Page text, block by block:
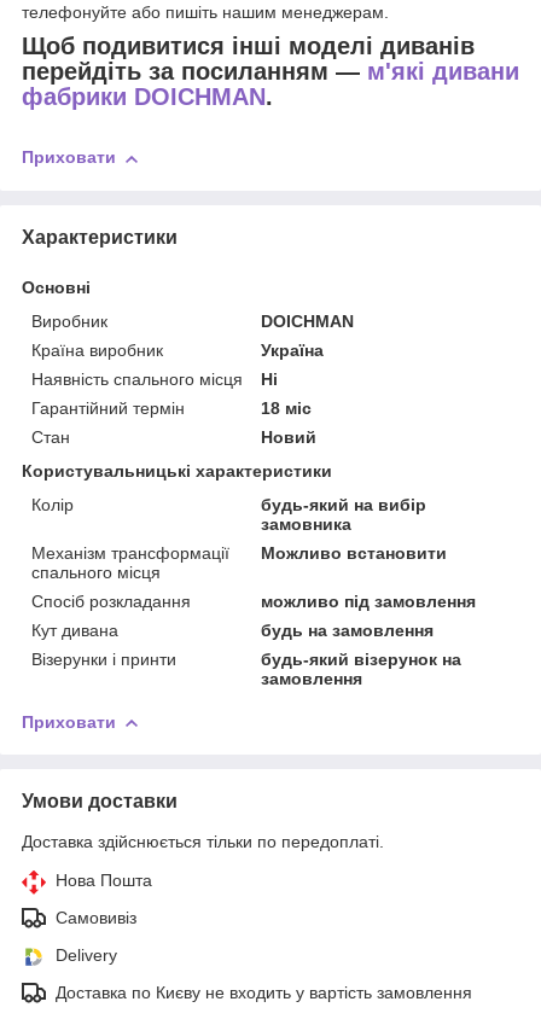
телефонуйте або пишіть нашим менеджерам.
Щоб подивитися інші моделі диванів
перейдіть за посиланням — м'які дивани
фабрики DOICHMAN.
Приховати
Характеристики
Основні
Виробник
DOICHMAN
Країна виробник
Україна
Наявність спального місця
Ні
Гарантійний термін
18 міс
Стан
Новий
Користувальницькі характеристики
Колір
будь-який на вибір
замовника
Механізм трансформації
спального місця
Можливо встановити
Спосіб розкладання
можливо під замовлення
Кут дивана
будь на замовлення
Візерунки і принти
будь-який візерунок на
замовлення
Приховати
Умови доставки
Доставка здійснюється тільки по передоплаті.
Нова Пошта
Самовивіз
Delivery
Доставка по Києву не входить у вартість замовлення